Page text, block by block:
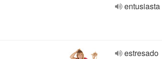
entusiasta
estresado